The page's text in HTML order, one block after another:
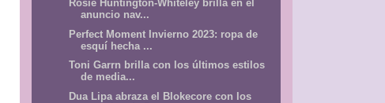
Rosie Huntington-Whiteley brilla en el
anuncio nav...
Perfect Moment Invierno 2023: ropa de
esquí hecha ...
Toni Garrn brilla con los últimos estilos
de media...
Dua Lipa abraza el Blokecore con los